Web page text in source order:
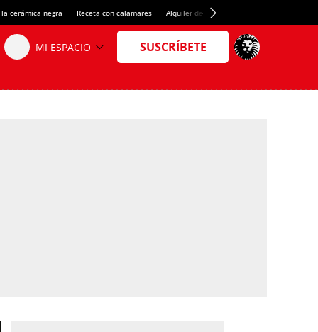
cerámica negra Receta con calamares Alquiler de habitaciones en España